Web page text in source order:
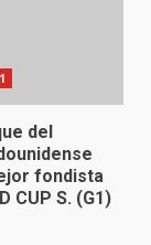
del
fondista
CUP S. (G1)